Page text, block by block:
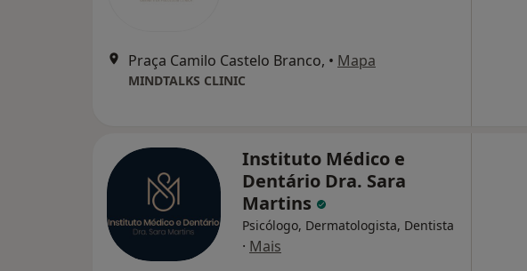
Praça Camilo Castelo Branco, • Mapa
MINDTALKS CLINIC
Instituto Médico e
Dentário Dra. Sara
Martins
Psicólogo, Dermatologista, Dentista
· Mais